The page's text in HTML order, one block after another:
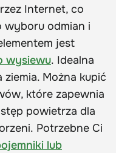
Internet, co
wyboru odmian i
jest
wysiewu. Idealna
ziemia. Można kupić
które zapewnia
powietrza dla
Potrzebne Ci
lub